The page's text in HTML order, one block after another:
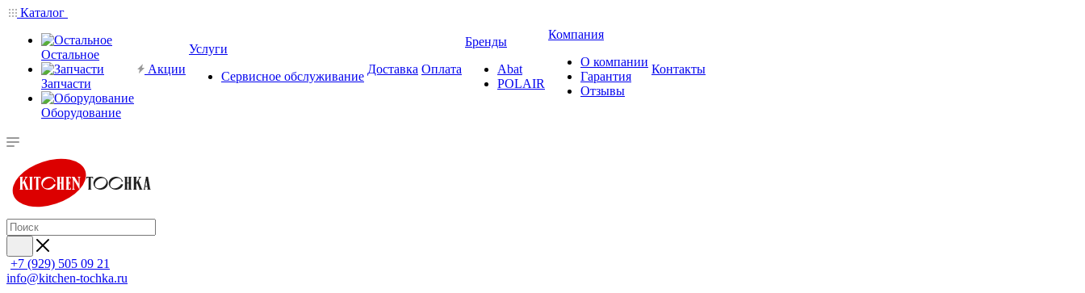
Каталог
Остальное
Запчасти
Оборудование
Акции
Услуги
Сервисное обслуживание
Доставка Оплата
Бренды
Abat
POLAIR
Компания
О компании
Гарантия
Отзывы
Контакты
+7 (929) 505 09 21
info@kitchen-tochka.ru